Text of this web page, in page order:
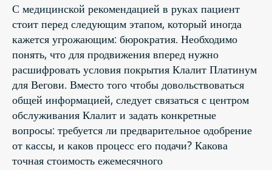
С медицинской рекомендацией в руках пациент
стоит перед следующим этапом, который иногда
кажется угрожающим: бюрократия. Необходимо
понять, что для продвижения вперед нужно
расшифровать условия покрытия Клалит Платинум
для Вегови. Вместо того чтобы довольствоваться
общей информацией, следует связаться с центром
обслуживания Клалит и задать конкретные
вопросы: требуется ли предварительное одобрение
от кассы, и каков процесс его подачи? Какова
точная стоимость ежемесячного